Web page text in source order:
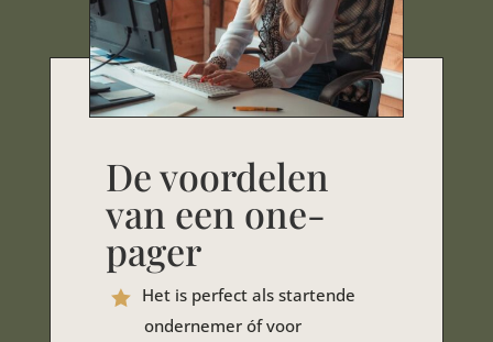
De voordelen
van een one-
pager
Het is perfect als startende
ondernemer óf voor